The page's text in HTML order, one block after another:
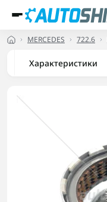
MERCEDES 722.6
Характеристики